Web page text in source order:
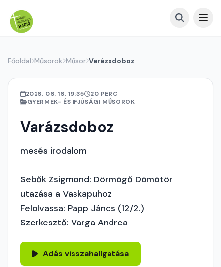
Főoldal Műsorok Műsor Varázsdoboz
2026. 06. 16. 19:35
20 PERC
GYERMEK- ÉS IFJÚSÁGI MŰSOROK
Varázsdoboz
mesés irodalom
Sebők Zsigmond: Dörmögő Dömötör
utazása a Vaskapuhoz
Felolvassa: Papp János (12/2.)
Szerkesztő: Varga Andrea
Adás visszahallgatása